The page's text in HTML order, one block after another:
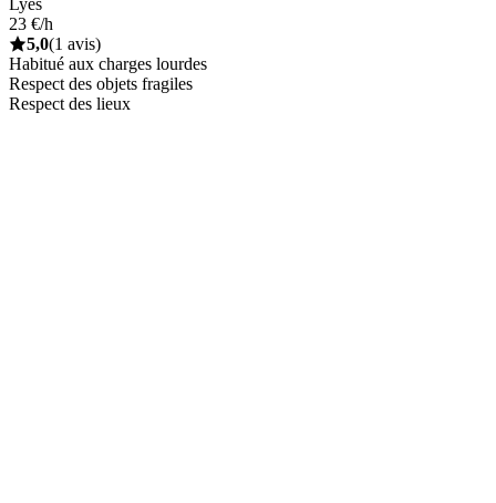
23 €/h
5,0(1 avis)
Habitué aux charges lourdes
Respect des objets fragiles
Respect des lieux